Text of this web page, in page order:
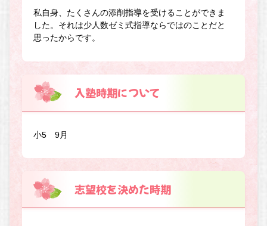
私自身、たくさんの添削指導を受けることができま
した。それは少人数ゼミ式指導ならではのことだと
思ったからです。
入塾時期について
小5 9月
志望校を決めた時期